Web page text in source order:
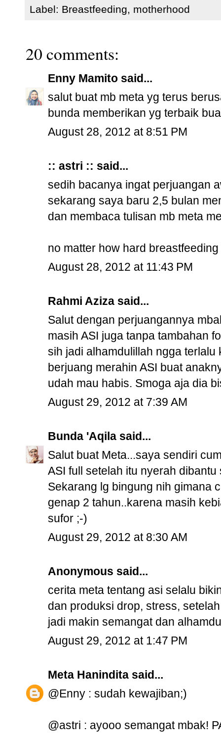
Label: Breastfeeding, motherhood
20 comments:
Enny Mamito said...
salut buat mb meta yg terus
bunda memberikan yg terbaik
August 28, 2012 at 8:51 PM
:: astri :: said...
sedih bacanya ingat perjuangan
sekarang saya baru 2,5 bulan
dan membaca tulisan mb meta
no matter how hard
August 28, 2012 at 11:43 PM
Rahmi Aziza said...
Salut dengan perjuangannya
masih ASI juga tanpa tambahan
sih jadi alhamdulillah ngga
berjuang merahin ASI buat
udah mau habis. Smoga aja dia
August 29, 2012 at 7:39 AM
Bunda 'Aqila said...
Salut buat Meta...saya sendiri
ASI full setelah itu nyerah
Sekarang lg bingung nih gimana
genap 2 tahun..karena masih
sufor ;-)
August 29, 2012 at 8:30 AM
Anonymous said...
cerita meta tentang asi selalu
dan produksi drop, stress,
jadi makin semangat dan
August 29, 2012 at 1:47 PM
Meta Hanindita said...
@Enny : sudah kewajiban;)
@astri : ayooo semangat mbak!